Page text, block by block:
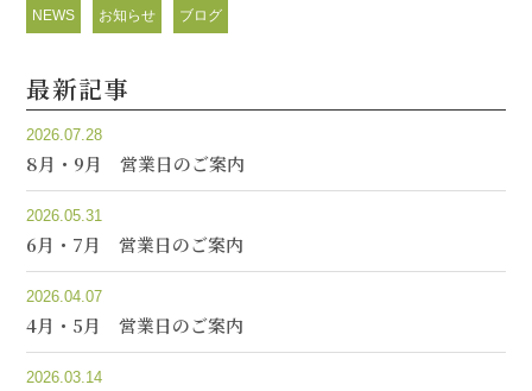
NEWS お知らせ ブログ
最新記事
2026.07.28
8月・9月 営業日のご案内
2026.05.31
6月・7月 営業日のご案内
2026.04.07
4月・5月 営業日のご案内
2026.03.14